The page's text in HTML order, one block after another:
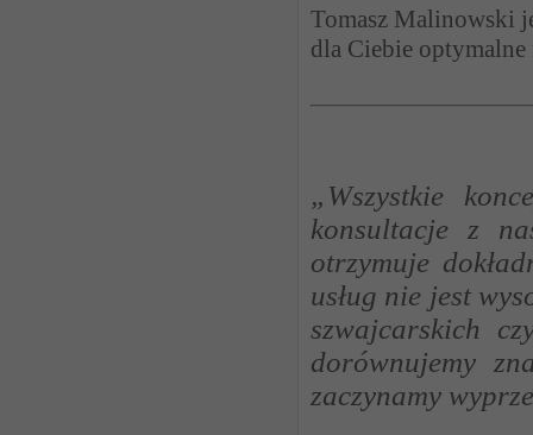
Tomasz Malinowski
dla Ciebie optymalne
„Wszystkie
konsultacje z
otrzymuje
usług nie jest
szwajcarskich
dorównujemy
zaczynamy